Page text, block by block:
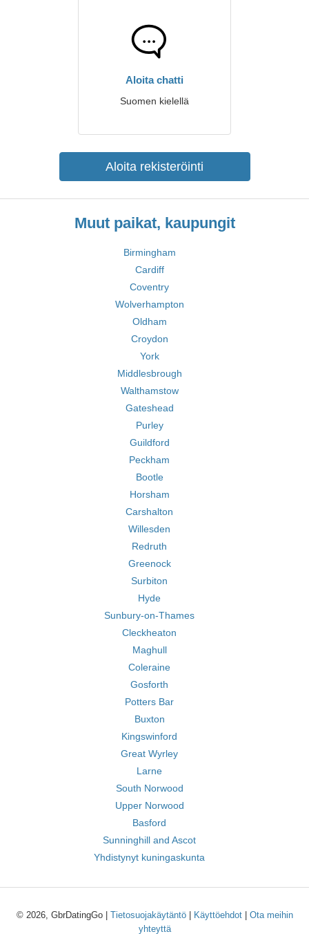
Aloita chatti
Suomen kielellä
Aloita rekisteröinti
Muut paikat, kaupungit
Birmingham
Cardiff
Coventry
Wolverhampton
Oldham
Croydon
York
Middlesbrough
Walthamstow
Gateshead
Purley
Guildford
Peckham
Bootle
Horsham
Carshalton
Willesden
Redruth
Greenock
Surbiton
Hyde
Sunbury-on-Thames
Cleckheaton
Maghull
Coleraine
Gosforth
Potters Bar
Buxton
Kingswinford
Great Wyrley
Larne
South Norwood
Upper Norwood
Basford
Sunninghill and Ascot
Yhdistynyt kuningaskunta
© 2026, GbrDatingGo | Tietosuojakäytäntö| Käyttöehdot| Ota meihin
yhteyttä